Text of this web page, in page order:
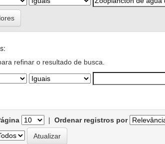
refinar o resultado de busca.
| Ordenar registros por